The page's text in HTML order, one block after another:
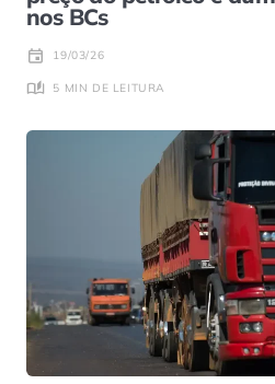
nos BCs
19/03/26
5 MIN DE LEITURA